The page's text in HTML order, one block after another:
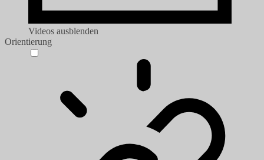
Videos ausblenden
Orientierung